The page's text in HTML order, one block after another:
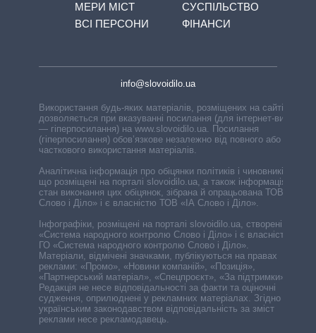
МЕРИ МІСТ
ВСІ ПЕРСОНИ
СУСПІЛЬСТВО
ФІНАНСИ
info@slovoidilo.ua
Використання будь-яких матеріалів, розміщених на сайті,
дозволяється при вказуванні посилання (для інтернет-видань
— гіперпосилання) на www.slovoidilo.ua. Посилання
(гіперпосилання) обов’язкове незалежно від повного або
часткового використання матеріалів.
Аналітична інформація про обіцянки політиків і чиновників,
що розміщені на порталі slovoidilo.ua, а також інформація про
стан виконання цих обіцянок, зібрана й опрацьована ТОВ «ІА
Слово і Діло» і є власністю ТОВ «ІА Слово і Діло».
Інфографіки, розміщені на порталі slovoidilo.ua, створені ГО
«Система народного контролю Слово і Діло» і є власністю
ГО «Система народного контролю Слово і Діло».
Матеріали, відмічені значками, публікуються на правах
реклами: «Промо», «Новини компаній», «Позиція»,
«Партнерський матеріал», «Спецпроєкт», «За підтримки».
Редакція не несе відповідальності за факти та оціночні
судження, оприлюднені у рекламних матеріалах. Згідно з
українським законодавством відповідальність за зміст
реклами несе рекламодавець.